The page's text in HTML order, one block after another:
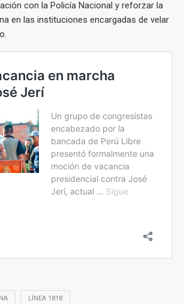
con la Policía Nacional y reforzar la
en las instituciones encargadas de velar
LÍNEA 1818